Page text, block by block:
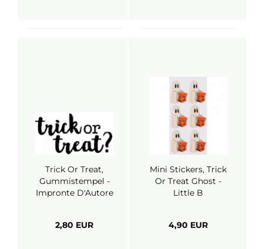
Trick Or Treat,
Gummistempel -
Impronte D'Autore
2,80 EUR
Mini Stickers, Trick
Or Treat Ghost -
Little B
4,90 EUR